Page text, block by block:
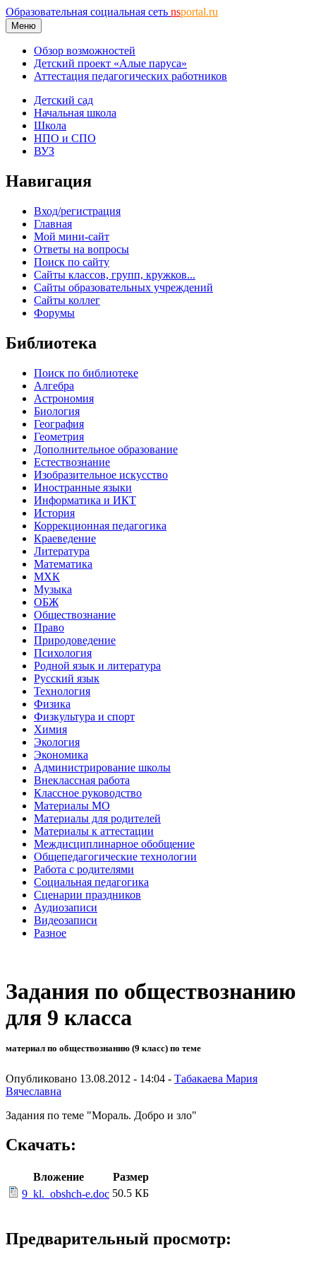
Образовательная социальная сеть nsportal.ru
Меню
Обзор возможностей
Детский проект «Алые паруса»
Аттестация педагогических работников
Детский сад
Начальная школа
Школа
НПО и СПО
ВУЗ
Навигация
Вход/регистрация
Главная
Мой мини-сайт
Ответы на вопросы
Поиск по сайту
Сайты классов, групп, кружков...
Сайты образовательных учреждений
Сайты коллег
Форумы
Библиотека
Поиск по библиотеке
Алгебра
Астрономия
Биология
География
Геометрия
Дополнительное образование
Естествознание
Изобразительное искусство
Иностранные языки
Информатика и ИКТ
История
Коррекционная педагогика
Краеведение
Литература
Математика
МХК
Музыка
ОБЖ
Обществознание
Право
Природоведение
Психология
Родной язык и литература
Русский язык
Технология
Физика
Физкультура и спорт
Химия
Экология
Экономика
Администрирование школы
Внеклассная работа
Классное руководство
Материалы МО
Материалы для родителей
Материалы к аттестации
Междисциплинарное обобщение
Общепедагогические технологии
Работа с родителями
Социальная педагогика
Сценарии праздников
Аудиозаписи
Видеозаписи
Разное
Задания по обществознанию
для 9 класса
материал по обществознанию (9 класс) по теме
Опубликовано 13.08.2012 - 14:04 - Табакаева Мария
Вячеславна
Задания по теме "Мораль. Добро и зло"
Скачать:
Вложение
Размер
9_kl._obshch-e.doc 50.5 КБ
Предварительный просмотр: